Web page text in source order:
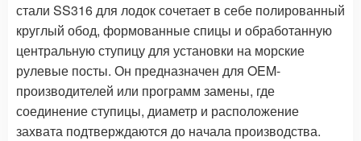
стали SS316 для лодок сочетает в себе полированный
круглый обод, формованные спицы и обработанную
центральную ступицу для установки на морские
рулевые посты. Он предназначен для OEM-
производителей или программ замены, где
соединение ступицы, диаметр и расположение
захвата подтверждаются до начала производства.